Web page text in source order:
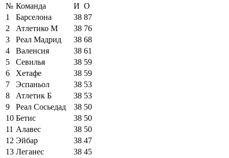
№ Команда И О
1
Барселона 38 87
2
Атлетико М 38 76
3
Реал Мадрид 38 68
4
Валенсия 38 61
5
Севилья 38 59
6
Хетафе 38 59
7
Эспаньол 38 53
8
Атлетик Б 38 53
9
Реал Сосьедад 38 50
10 Бетис 38 50
11 Алавес 38 50
12 Эйбар 38 47
13 Леганес 38 45